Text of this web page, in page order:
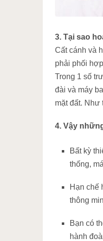
3. Tại sao
Cất cánh và
phải phối
Trong 1 số
đài và máy
mặt đất. Như
4. Vậy
Bất kỳ
thống,
Hạn chế
thông
Bạn có
hành